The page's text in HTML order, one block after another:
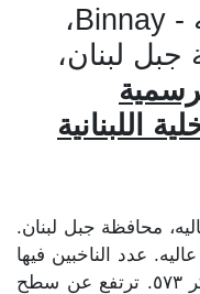
معلومات عن بلدة البنيه - Binnay،
لبنان،
اللبنانية
محافظة جبل لبنان.
عدد الناخبين فيها
١,١٧٥، موزعين على إناث ٦٠٢ وذ كر ٥٧٣. ترتفع عن سطح